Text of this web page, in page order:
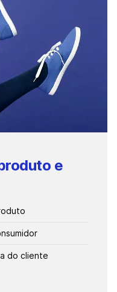
e
do cliente